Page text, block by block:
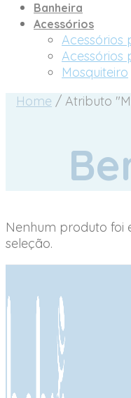
Banheira
Acessórios
Acessórios
Acessórios
Mosquiteiro
Home / Atributo
Nenhum produto foi
seleção.